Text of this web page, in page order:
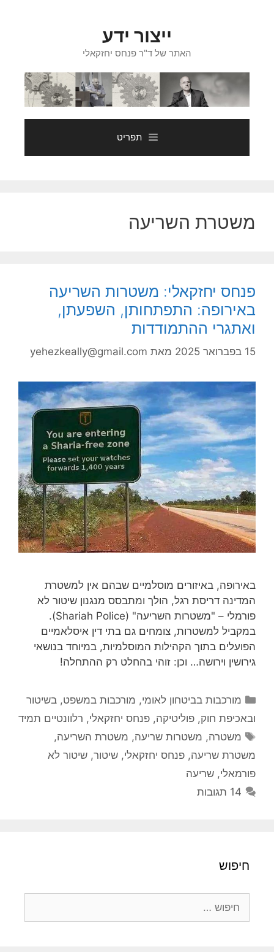
ייצור ידע
האתר של ד"ר פנחס יחזקאלי
תפריט
משטרת השריעה
פנחס יחזקאלי: משטרות השריעה
באירופה: התפתחותן, השפעתן,
ואתגרי ההתמודדות
15 בפברואר 2025 מאת yehezkeally@gmail.com
באירופה, באיזורים מוסלמיים שבהם אין למשטרת
המדינה דריסת רגל, הולך ומתבסס מנגנון שיטור לא
פורמלי – "משטרות השריעה" (Shariah Police).
במקביל למשטרות, צומחים גם בתי דין איסלאמיים
הפועלים בתוך הקהילות המוסלמיות, במיוחד בנושאי
גירושין וירושה… וכן: זוהי בהחלט רק ההתחלה!
קטגוריות
מורכבות בביטחון לאומי, מורכבות במשפט, בשיטור
ובאכיפת חוק, פוליטיקה, פנחס יחזקאלי, רלוונטיים תמיד
תגיות
משטרה, משטרות שריעה, משטרת השריעה,
משטרת שריעה, פנחס יחזקאלי, שיטור, שיטור לא
פורמאלי, שריעה
14 תגובות
חיפוש